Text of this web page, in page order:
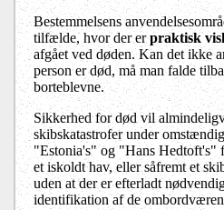
Bestemmelsens
tilfælde, hvor der erpraktisk
afgået ved døden. Kan det ikke
person er død, må man falde
borteblevne.
Sikkerhed for død vil
skibskatastrofer under
"Estonia's" og "Hans Hedtoft's"
et iskoldt hav, eller såfremt et
uden at der er efterladt
identifikation af de